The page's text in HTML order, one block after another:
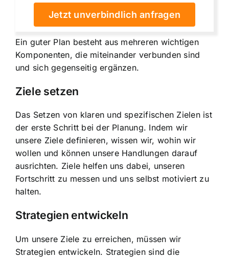
Jetzt unverbindlich anfragen
Ein guter Plan besteht aus mehreren wichtigen
Komponenten, die miteinander verbunden sind
und sich gegenseitig ergänzen.
Ziele setzen
Das Setzen von klaren und spezifischen Zielen ist
der erste Schritt bei der Planung. Indem wir
unsere Ziele definieren, wissen wir, wohin wir
wollen und können unsere Handlungen darauf
ausrichten. Ziele helfen uns dabei, unseren
Fortschritt zu messen und uns selbst motiviert zu
halten.
Strategien entwickeln
Um unsere Ziele zu erreichen, müssen wir
Strategien entwickeln. Strategien sind die